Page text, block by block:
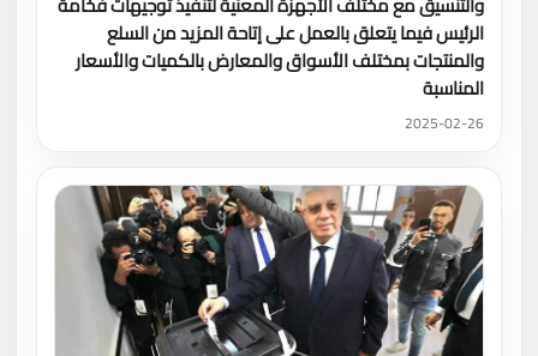
الرئيس فيما يتعلق بالعمل على إتاحة المزيد من السلع
والمنتجات بمختلف الأسواق والمعارض بالكميات والأسعار
المناسبة
2025-02-26